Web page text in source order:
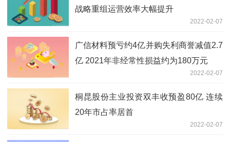
战略重组运营效率大幅提升
2022-02-07
广信材料预亏约4亿并购失利商誉减值2.7
亿 2021年非经常性损益约为180万元
2022-02-07
桐昆股份主业投资双丰收预盈80亿 连续
20年市占率居首
2022-02-07